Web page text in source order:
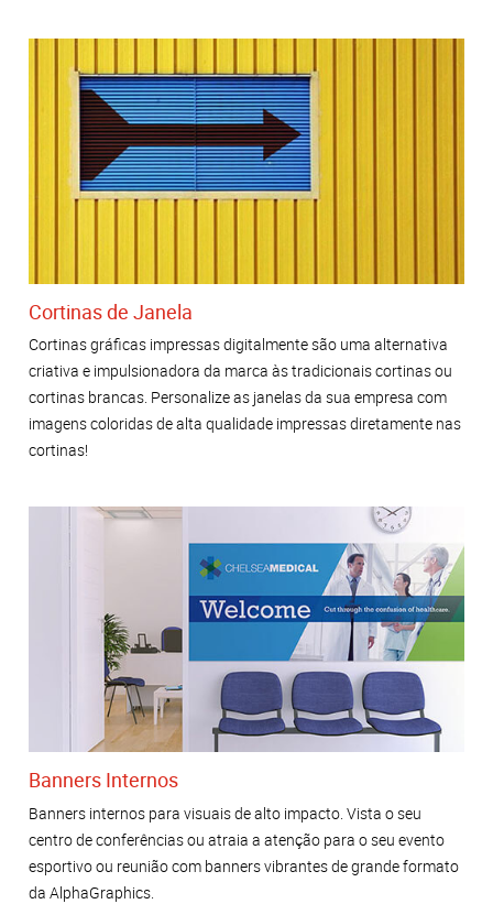
Cortinas de Janela
Cortinas gráficas impressas digitalmente são uma alternativa
criativa e impulsionadora da marca às tradicionais cortinas ou
cortinas brancas. Personalize as janelas da sua empresa com
imagens coloridas de alta qualidade impressas diretamente nas
cortinas!
Banners Internos
Banners internos para visuais de alto impacto. Vista o seu
centro de conferências ou atraia a atenção para o seu evento
esportivo ou reunião com banners vibrantes de grande formato
da AlphaGraphics.